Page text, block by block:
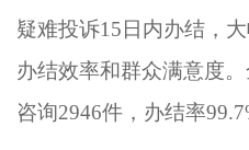
疑难投诉15日内办结，
办结效率和群众满意度
咨询2946件，办结率